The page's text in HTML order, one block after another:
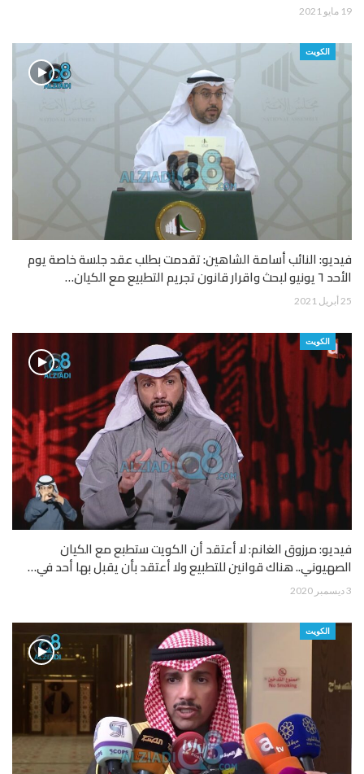
19 مايو 2021
الكويت
فيديو: النائب أسامة الشاهين: تقدمت بطلب عقد جلسة خاصة يوم
الأحد ٦ يونيو لبحث واقرار قانون تجريم التطبيع مع الكيان…
25 أبريل 2021
الكويت
فيديو: مرزوق الغانم: لا أعتقد أن الكويت ستطبع مع الكيان
الصهيوني.. هناك قوانين للتطبيع ولا أعتقد بأن يقبل بها أحد في…
3 ديسمبر 2020
الكويت